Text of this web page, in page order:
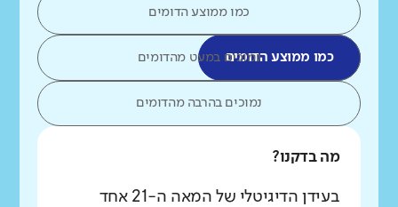
כמו ממוצע הדומים
כמו ממוצע הדומיםנמוכים במעט מהדומים
נמוכים בהרבה מהדומים
מה בדקנו?
בעידן הדיגיטלי של המאה ה-21 אחד